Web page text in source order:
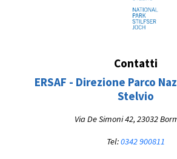
Contatti
ERSAF - Direzione Parco
Stelvio
Via De Simoni 42, 23032
Tel:0342 900811